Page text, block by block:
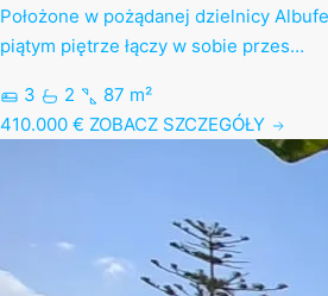
Położone w pożądanej dzielnicy
piątym piętrze łączy w sobie przes…
3 2
87 m²
410.000 € ZOBACZ SZCZEGÓŁY